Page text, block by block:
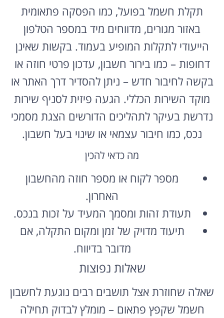
תקלת חשמל בפועל, כמו הפסקה פתאומית
באזור מגורים, מדווחים מיד במספר הטלפון
הייעודי לתקלות המופיע בעמוד. בקשות שאינן
דחופות – כמו בירור חשבון, עדכון פרטי חוזה או
בקשה לחיבור חדש – ניתן להסדיר דרך האתר או
מוקד השירות הכללי. הגעה פיזית לסניף שירות
נדרשת בעיקר לתהליכים הדורשים הצגת מסמכי
נכס, כמו חיבור עצמאי או שינוי בעל חשבון.
מה כדאי להכין
מספר לקוח או מספר חוזה מהחשבון
האחרון.
תעודת זהות ומסמך המעיד על זכות בנכס.
תיעוד מדויק של זמן ומקום התקלה, אם
מדובר בדיווח.
שאלות נפוצות
שאלה שחוזרת אצל תושבים רבים נוגעת לחשבון
חשמל שקפץ פתאום – מומלץ לבדוק תחילה